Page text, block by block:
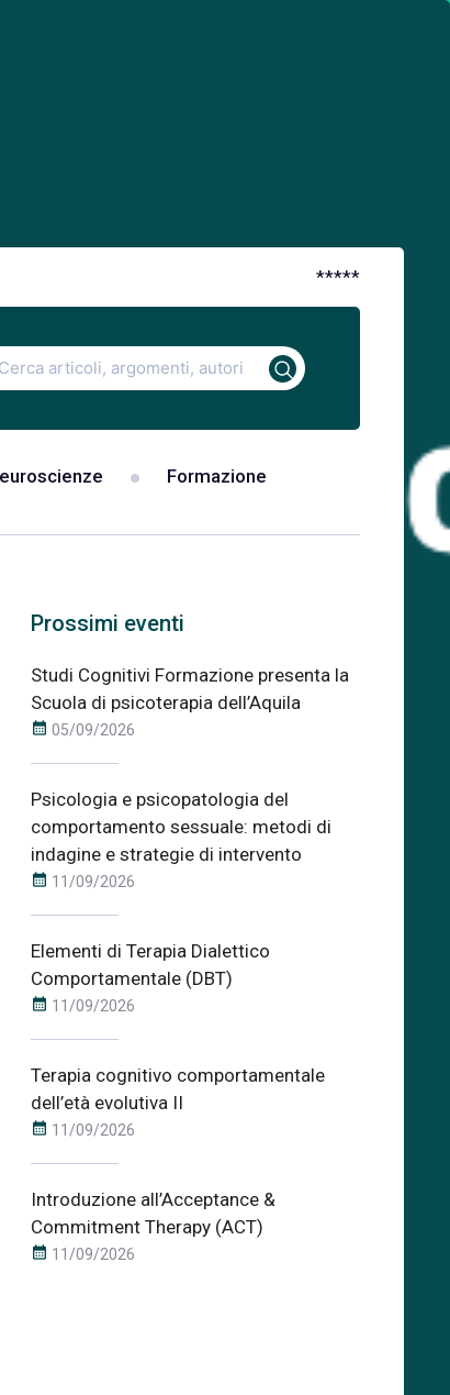
*****
Formazione
Prossimi eventi
Studi Cognitivi Formazione presenta la
Scuola di psicoterapia dell’Aquila
calendar_month 05/09/2026
Psicologia e psicopatologia del
comportamento sessuale: metodi di
indagine e strategie di intervento
calendar_month 11/09/2026
Elementi di Terapia Dialettico
Comportamentale (DBT)
calendar_month 11/09/2026
Terapia cognitivo comportamentale
dell’età evolutiva II
calendar_month 11/09/2026
Introduzione all’Acceptance &
Commitment Therapy (ACT)
calendar_month 11/09/2026